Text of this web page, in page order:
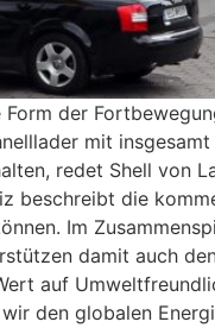
der
mit insgesamt
redet Shell von
beschreibt die
Im
damit auch
auf
den globalen